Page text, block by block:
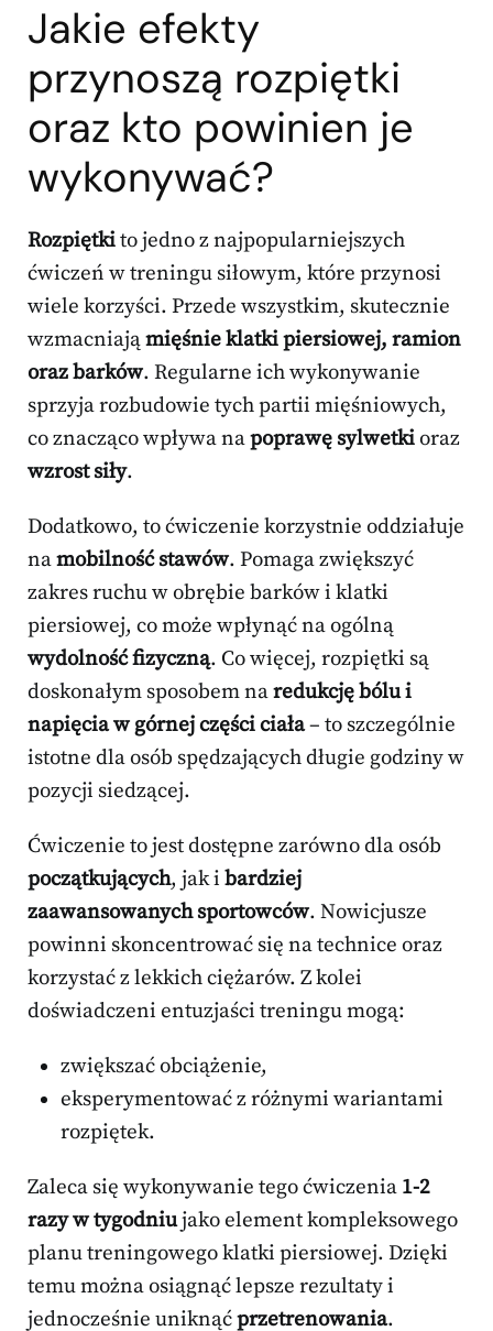
Jakie efekty
przynoszą rozpiętki
oraz kto powinien je
wykonywać?
Rozpiętkito jedno z najpopularniejszych
ćwiczeń w treningu siłowym, które przynosi
wiele korzyści. Przede wszystkim, skutecznie
wzmacniająmięśnie klatki piersiowej, ramion
oraz barków. Regularne ich wykonywanie
sprzyja rozbudowie tych partii mięśniowych,
co znacząco wpływa napoprawę sylwetkioraz
wzrost siły.
Dodatkowo, to ćwiczenie korzystnie oddziałuje
namobilność stawów. Pomaga zwiększyć
zakres ruchu w obrębie barków i klatki
piersiowej, co może wpłynąć na ogólną
wydolność fizyczną. Co więcej, rozpiętki są
doskonałym sposobem naredukcję bólu i
napięcia w górnej części ciała– to szczególnie
istotne dla osób spędzających długie godziny w
pozycji siedzącej.
Ćwiczenie to jest dostępne zarówno dla osób
początkujących, jak i bardziej
zaawansowanych sportowców. Nowicjusze
powinni skoncentrować się na technice oraz
korzystać z lekkich ciężarów. Z kolei
doświadczeni entuzjaści treningu mogą:
zwiększać obciążenie,
eksperymentować z różnymi wariantami
rozpiętek.
Zaleca się wykonywanie tego ćwiczenia 1-2
razy w tygodniujako element kompleksowego
planu treningowego klatki piersiowej. Dzięki
temu można osiągnąć lepsze rezultaty i
jednocześnie uniknąćprzetrenowania.